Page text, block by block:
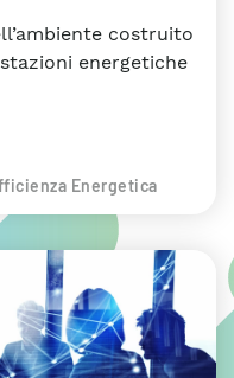
costruito
energetiche
Energetica